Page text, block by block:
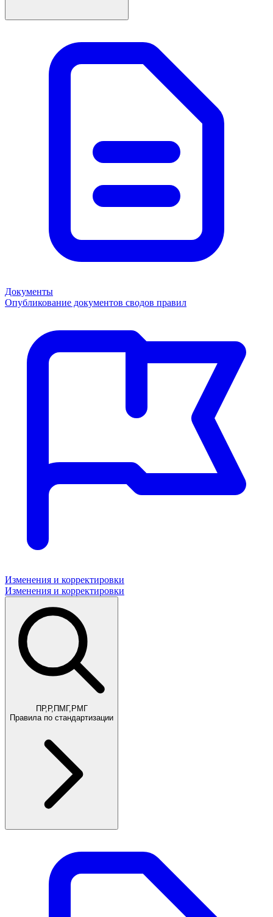
Документы
Опубликование документов сводов правил
Изменения и корректировки
Изменения и корректировки
ПР,Р,ПМГ,РМГ
Правила по стандартизации